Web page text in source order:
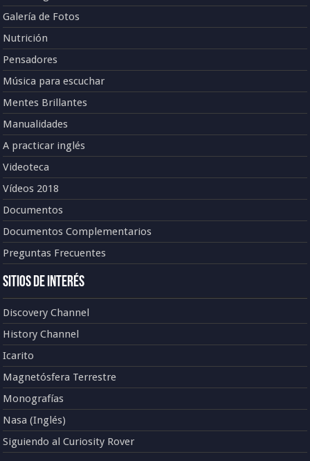
Galería de Fotos
Nutrición
Pensadores
Música para escuchar
Mentes Brillantes
Manualidades
A practicar inglés
Videoteca
Vídeos 2018
Documentos
Documentos Complementarios
Preguntas Frecuentes
Sitios de Interés
Discovery Channel
History Channel
Icarito
Magnetósfera Terrestre
Monografías
Nasa (Inglés)
Siguiendo al Curiosity Rover